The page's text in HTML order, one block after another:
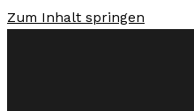
Zum Inhalt springen